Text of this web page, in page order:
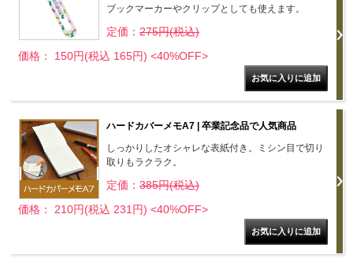
ブックマーカーやクリップとしても使えます。
定価： 275円(税込)
価格： 150円(税込 165円) <40%OFF>
ハードカバーメモA7 | 卒業記念品で人気商品
しっかりしたオシャレな表紙付き。ミシン目で切り
取りもラクラク。
定価： 385円(税込)
価格： 210円(税込 231円) <40%OFF>